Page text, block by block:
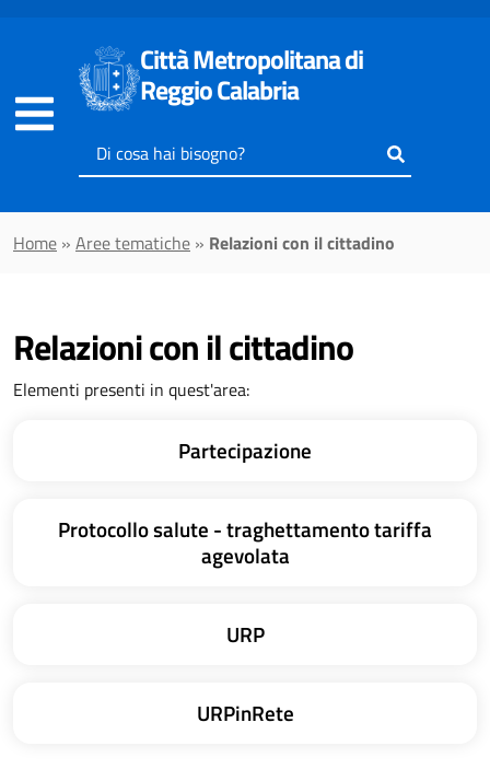
Città Metropolitana di
Reggio Calabria
Inserisci
il
cercare
Home » Aree tematiche » Relazioni con il cittadino
Relazioni con il cittadino
Elementi presenti in quest'area:
Partecipazione
Protocollo salute - traghettamento tariffa
agevolata
URP
URPinRete